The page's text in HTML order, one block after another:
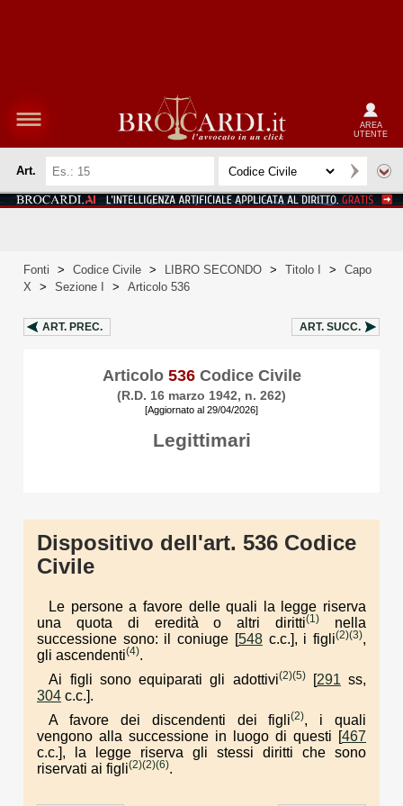
AREA
UTENTE
Art.
Fonti > Codice Civile > LIBRO SECONDO > Titolo I >
Capo
X
> Sezione I > Articolo 536
ART. PREC. ART. SUCC.
Articolo 536Codice Civile
(R.D. 16 marzo 1942, n. 262)
[Aggiornato al 29/04/2026]
Legittimari
Dispositivo dell'art. 536 Codice
Civile
Le persone a favore delle quali la legge riserva
una quota di eredità o altri diritti(1)
nella
successione sono: il coniuge [548c.c.], i figli(2)(3),
gli ascendenti(4).
Ai figli sono equiparati gli adottivi(2)(5)[291 ss,
304 c.c.].
A favore dei discendenti dei figli(2), i quali
vengono alla successione in luogo di questi [467
c.c.], la legge riserva gli stessi diritti che sono
riservati ai figli(2)(2)(6).